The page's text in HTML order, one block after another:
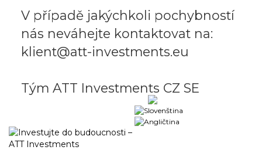
V případě jakýchkoli pochybností
nás neváhejte kontaktovat na:
klient@att-investments.eu
Tým ATT Investments CZ SE